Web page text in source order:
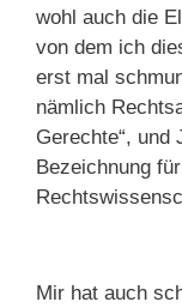
wohl auch die
von dem ich
erst mal
nämlich
Gerechte“, und
Bezeichnung
Mir hat auch